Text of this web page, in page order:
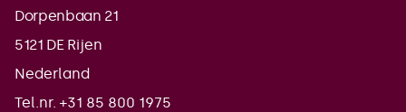
Dorpenbaan 21
5121 DE Rijen
Nederland
Tel.nr. +31 85 800 1975